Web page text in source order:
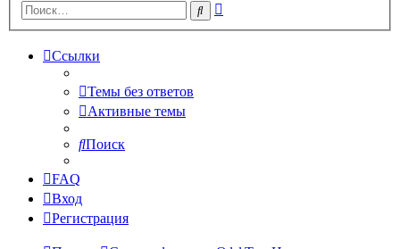
Поиск
Ссылки
Темы без ответов
Активные темы
Поиск
FAQ
Вход
Регистрация